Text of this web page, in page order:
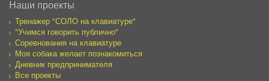
Наши проекты
Тренажер "СОЛО на клавиатуре"
"Учимся говорить публично"
Соревнования на клавиатуре
Моя собака желает познакомиться
Дневник предпринимателя
Все проекты